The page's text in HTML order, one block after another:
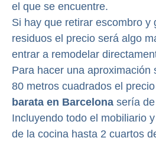
el que se encuentre.
Si hay que retirar escombro y
residuos el precio será algo
entrar a remodelar
Para hacer una aproximación
80 metros cuadrados el
barata en Barcelona sería
Incluyendo todo el mobiliario
de la cocina hasta 2 cuartos